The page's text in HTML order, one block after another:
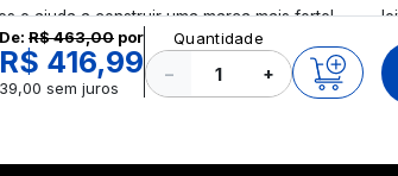
e ajuda a construir uma marca mais forte!
De: R$ 463,00 por
R$ 416,99
sem juros
Quantidade
− +